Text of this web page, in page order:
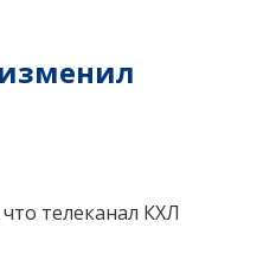
телеканал КХЛ